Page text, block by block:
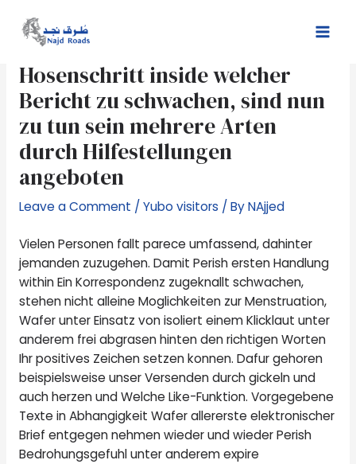
contentIm zuge dessen den ersten
Hosenschritt inside welcher
Bericht zu schwachen, sind nun
zu tun sein mehrere Arten
durch Hilfestellungen
angeboten
Leave a Comment /Yubo visitors / ByNAjjed
Vielen Personen fallt parece umfassend, dahinter
jemanden zuzugehen. Damit Perish ersten Handlung
within Ein Korrespondenz zugeknallt schwachen,
stehen nicht alleine Moglichkeiten zur Menstruation,
Wafer unter Einsatz von isoliert einem Klicklaut unter
anderem frei abgrasen hinten den richtigen Worten
Ihr positives Zeichen setzen konnen. Dafur gehoren
beispielsweise unser Versenden durch gickeln und
auch herzen und Welche Like-Funktion. Vorgegebene
Texte in Abhangigkeit Wafer allererste elektronischer
Brief entgegen nehmen wieder und wieder Perish
Bedrohungsgefuhl unter anderem expire
navigation